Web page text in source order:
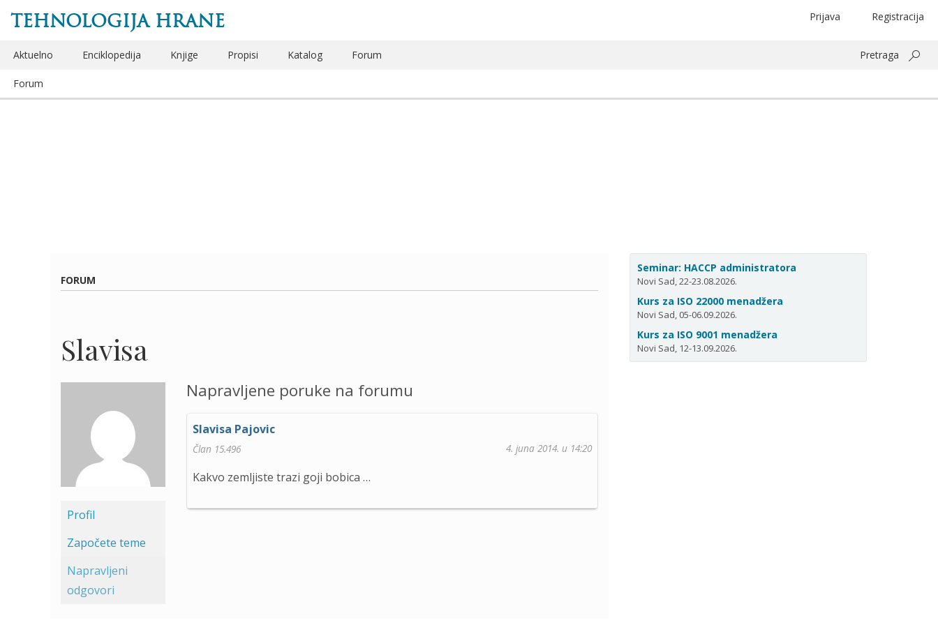
TEHNOLOGIJA HRANE Registracija
Prijava
Aktuelno Enciklopedija Knjige Propisi Katalog Forum Pretraga
Forum
FORUM
Slavisa
Profil
Započete teme
Napravljeni
odgovori
Napravljene poruke na forumu
Slavisa Pajovic
Član 15.496 4. juna 2014. u 14:20
Kakvo zemljiste trazi goji bobica …
Seminar: HACCP administratora
Novi Sad, 22-23.08.2026.
Kurs za ISO 22000 menadžera
Novi Sad, 05-06.09.2026.
Kurs za ISO 9001 menadžera
Novi Sad, 12-13.09.2026.